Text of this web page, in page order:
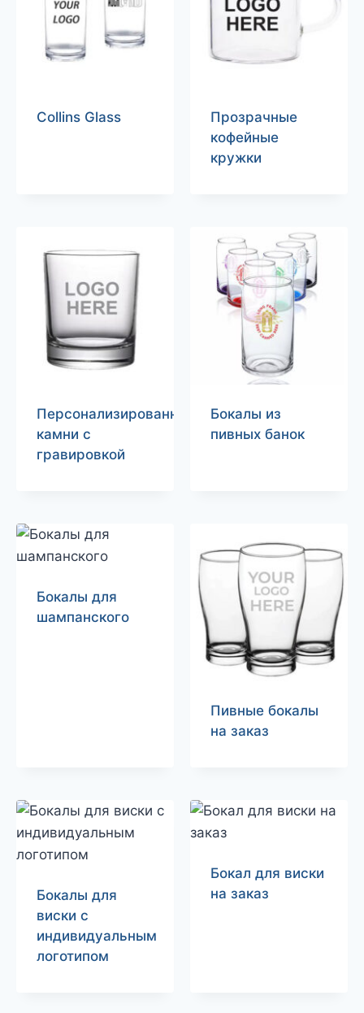
Collins Glass
Прозрачные
кофейные
кружки
Персонализированные
камни с
гравировкой
Бокалы из
пивных банок
Бокалы для
шампанского
Пивные бокалы
на заказ
Бокалы для
виски с
индивидуальным
логотипом
Бокал для виски
на заказ